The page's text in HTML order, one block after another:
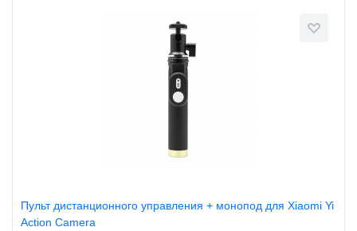
Пульт дистанционного управления + монопод для Xiaomi Yi
Action Camera